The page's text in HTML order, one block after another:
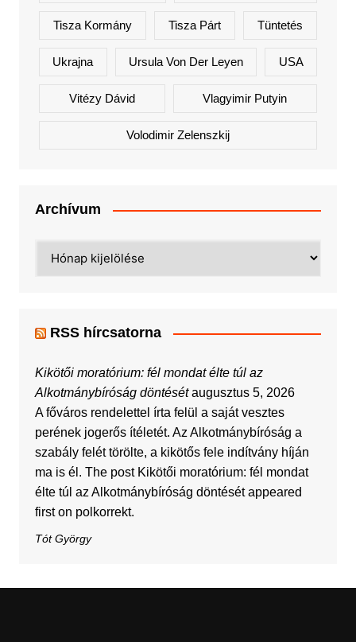
Tisza Kormány Tisza Párt Tüntetés
Ukrajna Ursula Von Der Leyen USA
Vitézy Dávid Vlagyimir Putyin
Volodimir Zelenszkij
Archívum
RSS hírcsatorna
Kikötői moratórium: fél mondat élte túl az
Alkotmánybíróság döntését augusztus 5, 2026
A főváros rendelettel írta felül a saját vesztes
perének jogerős ítéletét. Az Alkotmánybíróság a
szabály felét törölte, a kikötős fele indítvány híján
ma is él. The post Kikötői moratórium: fél mondat
élte túl az Alkotmánybíróság döntését appeared
first on polkorrekt.
Tót György